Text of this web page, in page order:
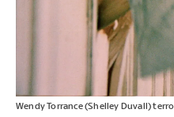
Wendy Torrance (Shelley Duvall)